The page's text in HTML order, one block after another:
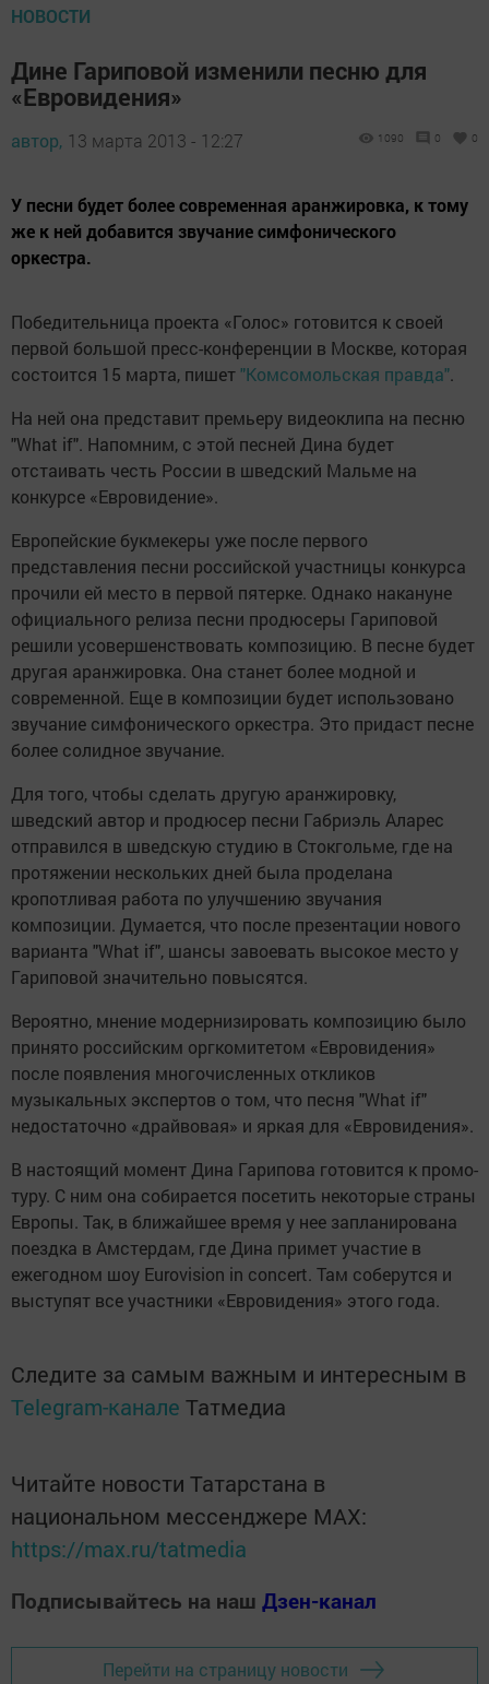
НОВОСТИ
Дине Гариповой изменили песню для
«Евровидения»
автор, 13 марта 2013 - 12:27 1090 0 0
У песни будет более современная аранжировка, к тому
же к ней добавится звучание симфонического
оркестра.
Победительница проекта «Голос» готовится к своей
первой большой пресс-конференции в Москве, которая
состоится 15 марта, пишет "Комсомольская правда".
На ней она представит премьеру видеоклипа на песню
"What if". Напомним, с этой песней Дина будет
отстаивать честь России в шведский Мальме на
конкурсе «Евровидение».
Европейские букмекеры уже после первого
представления песни российской участницы конкурса
прочили ей место в первой пятерке. Однако накануне
официального релиза песни продюсеры Гариповой
решили усовершенствовать композицию. В песне будет
другая аранжировка. Она станет более модной и
современной. Еще в композиции будет использовано
звучание симфонического оркестра. Это придаст песне
более солидное звучание.
Для того, чтобы сделать другую аранжировку,
шведский автор и продюсер песни Габриэль Аларес
отправился в шведскую студию в Стокгольме, где на
протяжении нескольких дней была проделана
кропотливая работа по улучшению звучания
композиции. Думается, что после презентации нового
варианта "What if", шансы завоевать высокое место у
Гариповой значительно повысятся.
Вероятно, мнение модернизировать композицию было
принято российским оргкомитетом «Евровидения»
после появления многочисленных откликов
музыкальных экспертов о том, что песня "What if"
недостаточно «драйвовая» и яркая для «Евровидения».
В настоящий момент Дина Гарипова готовится к промо-
туру. С ним она собирается посетить некоторые страны
Европы. Так, в ближайшее время у нее запланирована
поездка в Амстердам, где Дина примет участие в
ежегодном шоу Eurovision in concert. Там соберутся и
выступят все участники «Евровидения» этого года.
Следите за самым важным и интересным в
Telegram-канале Татмедиа
Читайте новости Татарстана в
национальном мессенджере MАХ:
https://max.ru/tatmedia
Подписывайтесь на наш Дзен-канал
Перейти на страницу новости